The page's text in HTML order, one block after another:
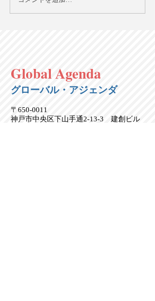
ィアはどう報じたか【英
Global Agenda
グローバル・アジェンダ
〒650-0011
神戸市中央区下山手通2-13-3 建創ビル